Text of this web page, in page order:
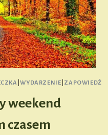
|WYDARZENIE ZAPOWIEDŹ
weekend
czasem